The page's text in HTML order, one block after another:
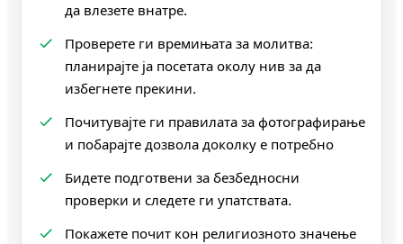
да влезете внатре.
Проверете ги времињата за молитва:
планирајте ја посетата околу нив за да
избегнете прекини.
Почитувајте ги правилата за фотографирање
и побарајте дозвола доколку е потребно
Бидете подготвени за безбедносни
проверки и следете ги упатствата.
Покажете почит кон религиозното значење